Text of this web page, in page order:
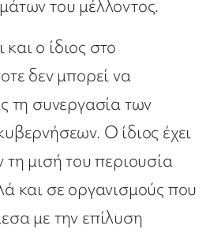
του μέλλοντος.
ο ίδιος στο
δεν μπορεί να
τη συνεργασία των
Ο ίδιος έχει
τη μισή του περιουσία
και σε οργανισμούς που
με την επίλυση